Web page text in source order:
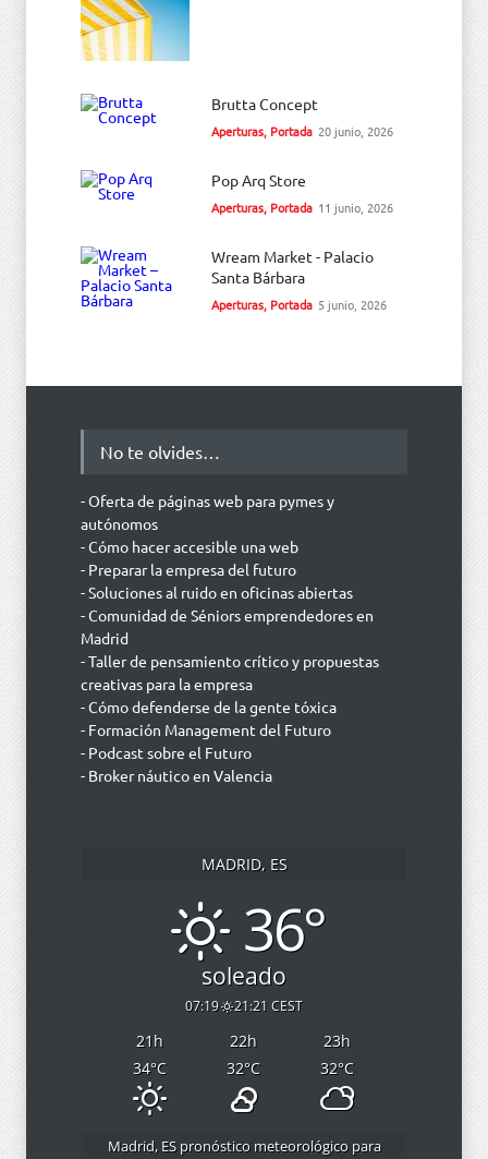
Brutta Concept
Aperturas, Portada 20 junio, 2026
Pop Arq Store
Aperturas, Portada 11 junio, 2026
Wream Market - Palacio
Santa Bárbara
Aperturas, Portada 5 junio, 2026
No te olvides…
- Oferta de páginas web para pymes y
autónomos
- Cómo hacer accesible una web
- Preparar la empresa del futuro
- Soluciones al ruido en oficinas abiertas
- Comunidad de Séniors emprendedores en
Madrid
- Taller de pensamiento crítico y propuestas
creativas para la empresa
- Cómo defenderse de la gente tóxica
- Formación Management del Futuro
- Podcast sobre el Futuro
- Broker náutico en Valencia
MADRID, ES
36°
soleado
07:19 21:21 CEST
21h 22h 23h
34°C 32°C 32°C
Madrid, ESpronóstico meteorológico para